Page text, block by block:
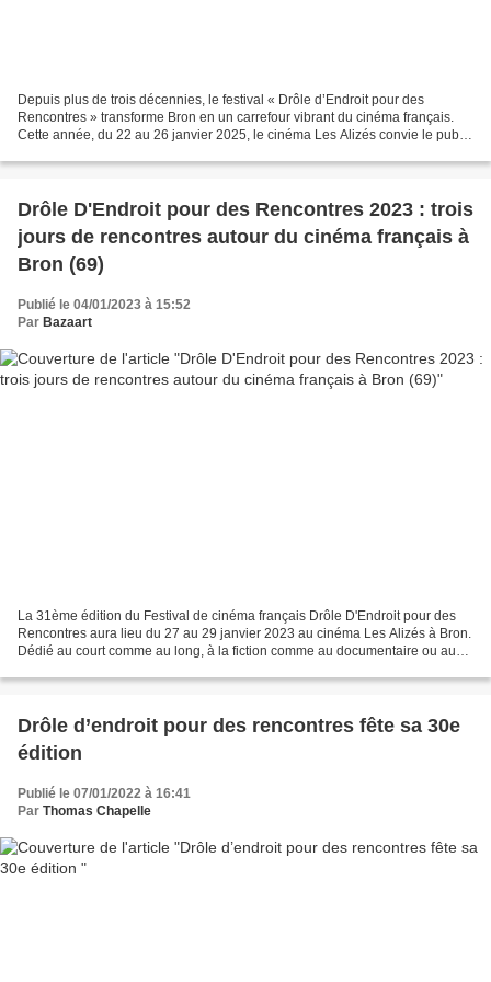
Depuis plus de trois décennies, le festival « Drôle d’Endroit pour des
Rencontres » transforme Bron en un carrefour vibrant du cinéma français.
Cette année, du 22 au 26 janvier 2025, le cinéma Les Alizés convie le public
Drôle D'Endroit pour des Rencontres 2023 : trois
jours de rencontres autour du cinéma français à
Bron (69)
Publié le 04/01/2023 à 15:52
Par Bazaart
La 31ème édition du Festival de cinéma français Drôle D'Endroit pour des
Rencontres aura lieu du 27 au 29 janvier 2023 au cinéma Les Alizés à Bron.
Dédié au court comme au long, à la fiction comme au documentaire ou au
Drôle d’endroit pour des rencontres fête sa 30e
édition
Publié le 07/01/2022 à 16:41
Par Thomas Chapelle